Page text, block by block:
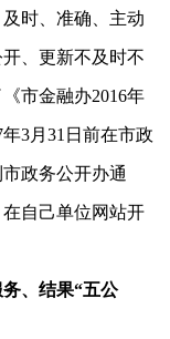
时、准确、主动
、更新不及时不
市金融办2016年
3月31日前在市政
政务公开办通
自己单位网站开
、结果“五公